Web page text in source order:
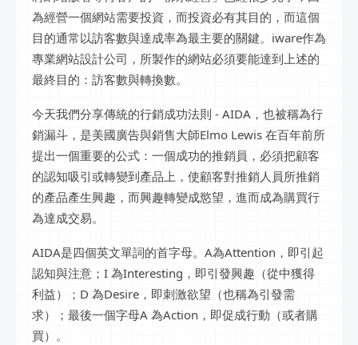
為經營一個網站需要投資，而投資必有其目的，而這個
目的通常以訪客數與達成率為最主要的關鍵。iware作為
專業網站設計公司，所製作的網站必須要能達到上述的
最終目的：訪客數與轉換數。
今天我們分享傳統的行銷成功法則 - AIDA，也被稱為行
銷漏斗，是美國廣告與銷售大師Elmo Lewis 在百年前所
提出一個重要的公式：一個成功的推銷員，必須把顧客
的認知吸引或轉變到產品上，使顧客對推銷人員所推銷
的產品產生興趣，而興趣轉變成慾望，進而成為購買行
為達成交易。
AIDA是四個英文單詞的首字母。A為Attention，即引起
認知與注意；I 為Interesting，即引發興趣（從中獲得
利益）；D 為Desire，即刺激欲望（也稱為引發需
求）；最後一個字母A 為Action，即促成行動（或者購
買）。